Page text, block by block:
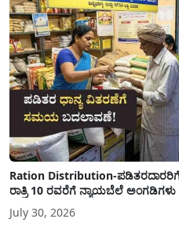
Ration Distribution-ಪಡಿತರದಾರರಿಗೆ
ರಾತ್ರಿ 10 ರವರೆಗೆ ನ್ಯಾಯಬೆಲೆ
July 30, 2026